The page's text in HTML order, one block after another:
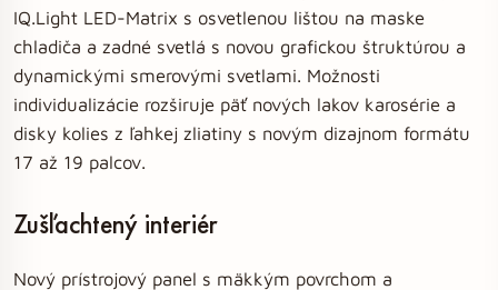
IQ.Light LED-Matrix s osvetlenou lištou na maske
chladiča a zadné svetlá s novou grafickou štruktúrou a
dynamickými smerovými svetlami. Možnosti
individualizácie rozširuje päť nových lakov karosérie a
disky kolies z ľahkej zliatiny s novým dizajnom formátu
17 až 19 palcov.
Zušľachtený interiér
Nový prístrojový panel s mäkkým povrchom a